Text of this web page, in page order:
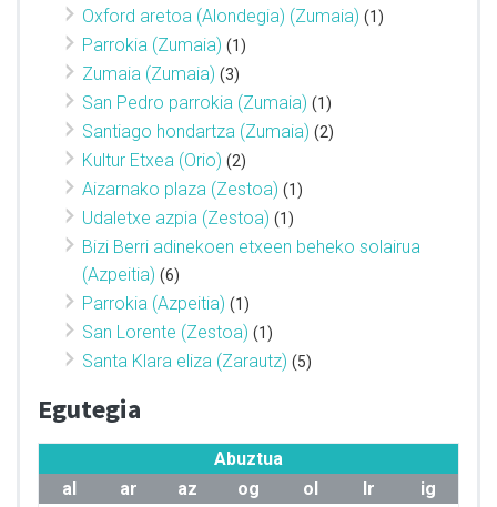
Oxford aretoa (Alondegia) (Zumaia) (1)
Parrokia (Zumaia) (1)
Zumaia (Zumaia) (3)
San Pedro parrokia (Zumaia) (1)
Santiago hondartza (Zumaia) (2)
Kultur Etxea (Orio) (2)
Aizarnako plaza (Zestoa) (1)
Udaletxe azpia (Zestoa) (1)
Bizi Berri adinekoen etxeen beheko solairua
(Azpeitia) (6)
Parrokia (Azpeitia) (1)
San Lorente (Zestoa) (1)
Santa Klara eliza (Zarautz) (5)
Egutegia
Abuztua
al
ar az og ol lr
ig